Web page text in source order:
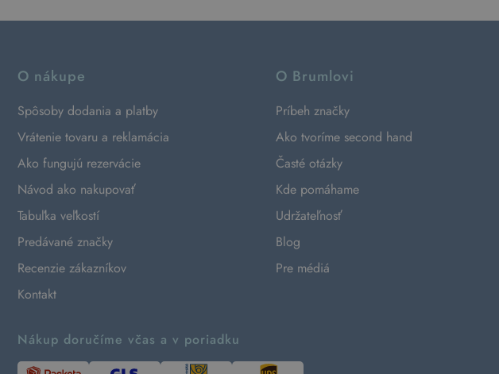
O nákupe
Spôsoby dodania a platby
Vrátenie tovaru a reklamácia
Ako fungujú rezervácie
Návod ako nakupovať
Tabuľka veľkostí
Predávané značky
Recenzie zákazníkov
Kontakt
O Brumlovi
Príbeh značky
Ako tvoríme second hand
Časté otázky
Kde pomáhame
Udržateľnosť
Blog
Pre médiá
Nákup doručíme včas a v poriadku